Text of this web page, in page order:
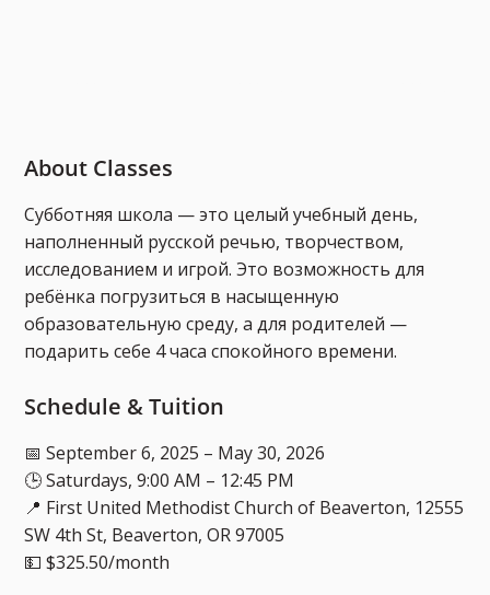
About Classes
Субботняя школа — это целый учебный день,
наполненный русской речью, творчеством,
исследованием и игрой. Это возможность для
ребёнка погрузиться в насыщенную
образовательную среду, а для родителей —
подарить себе 4 часа спокойного времени.
Schedule & Tuition
📅 September 6, 2025 – May 30, 2026
🕒 Saturdays, 9:00 AM – 12:45 PM
📍 First United Methodist Church of Beaverton, 12555
SW 4th St, Beaverton, OR 97005
💵 $325.50/month